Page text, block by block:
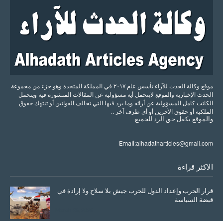
موقع وكالة الحدث للآراء تأسس عام ٢٠١٧ في المملكة المتحدة وهو جزء من مجموعة
الحدث الإخبارية والموقع لايتحمل أية مسؤولية عن المقالات المنشورة فيه ويتحمل
الكاتب كامل المسؤولية عن أرائه وما يرد فيها التي تخالف القوانين أو تنتهك حقوق
الملكية أو حقوق الآخرين أو أي طرف آخر ..
والموقع يكفل حق الرد للجميع
Email:alhadatharticles@gmail.com
الاكثر قراءة
قرار الحرب وإعداد الدول للحرب جيش بلا سلاح ولا إرادة في
قبضة السياسة